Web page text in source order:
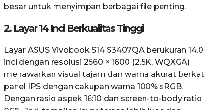
besar untuk menyimpan berbagai file penting.
2. Layar 14 Inci Berkualitas Tinggi
Layar ASUS Vivobook S14 S3407QA berukuran 14.0
inci dengan resolusi 2560 × 1600 (2.5K, WQXGA)
menawarkan visual tajam dan warna akurat berkat
panel IPS dengan cakupan warna 100% sRGB.
Dengan rasio aspek 16:10 dan screen-to-body ratio